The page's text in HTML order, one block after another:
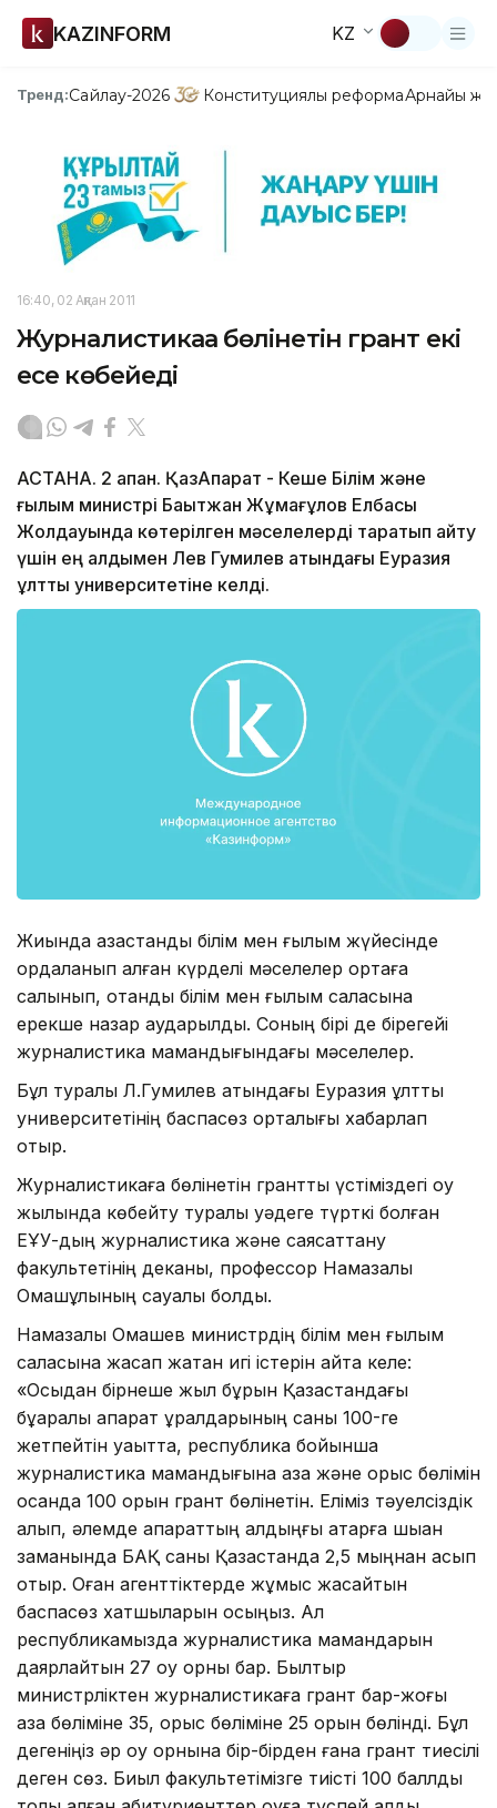
KAZINFORM KZ
Тренд:Сайлау-2026 Конституциялық реформаАрнайы
16:40, 02 Ақпан 2011
Журналистикаға бөлінетін грант екі
есе көбейеді
АСТАНА. 2 ақпан. ҚазАқпарат - Кеше Білім және
ғылым министрі Бақытжан Жұмағұлов Елбасы
Жолдауында көтерілген мәселелерді тарқатып айту
үшін ең алдымен Лев Гумилев атындағы Еуразия
ұлттық университетіне келді.
Жиында қазақстандық білім мен ғылым жүйесінде
қордаланып қалған күрделі мәселелер ортаға
салынып, отандық білім мен ғылым саласына
ерекше назар аударылды. Соның бірі де бірегейі
журналистика мамандығындағы мәселелер.
Бұл туралы Л.Гумилев атындағы Еуразия ұлттық
университетінің баспасөз орталығы хабарлап
отыр.
Журналистикаға бөлінетін грантты үстіміздегі оқу
жылында көбейту туралы уәдеге түрткі болған
ЕҰУ-дың журналистика және саясаттану
факультетінің деканы, профессор Намазалы
Омашұлының сауалы болды.
Намазалы Омашев министрдің білім мен ғылым
саласына жасап жатқан игі істерін айта келе:
«Осыдан бірнеше жыл бұрын Қазақстандағы
бұқаралық ақпарат құралдарының саны 100-ге
жетпейтін уақытта, республика бойынша
журналистика мамандығына қазақ және орыс бөлімін
қосқанда 100 орын грант бөлінетін. Еліміз тәуелсіздік
алып, әлемде ақпараттың алдыңғы қатарға шыққан
заманында БАҚ саны Қазақстанда 2,5 мыңнан асып
отыр. Оған агенттіктерде жұмыс жасайтын
баспасөз хатшыларын қосыңыз. Ал
республикамызда журналистика мамандарын
даярлайтын 27 оқу орны бар. Былтыр
министрліктен журналистикаға грант бар-жоғы
қазақ бөліміне 35, орыс бөліміне 25 орын бөлінді. Бұл
дегеніңіз әр оқу орнына бір-бірден ғана грант тиесілі
деген сөз. Биыл факультетімізге тиісті 100 баллды